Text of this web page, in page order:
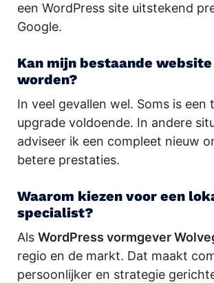
een WordPress site uitstekend
Google.
Kan mijn bestaande
worden?
In veel gevallen wel. Soms is een
upgrade voldoende. In andere
adviseer ik een compleet nieuw
betere prestaties.
Waarom kiezen voor een
specialist?
Als WordPress vormgever
regio en de markt. Dat maakt
persoonlijker en strategie